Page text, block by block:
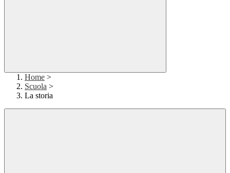
Home >
Scuola >
La storia